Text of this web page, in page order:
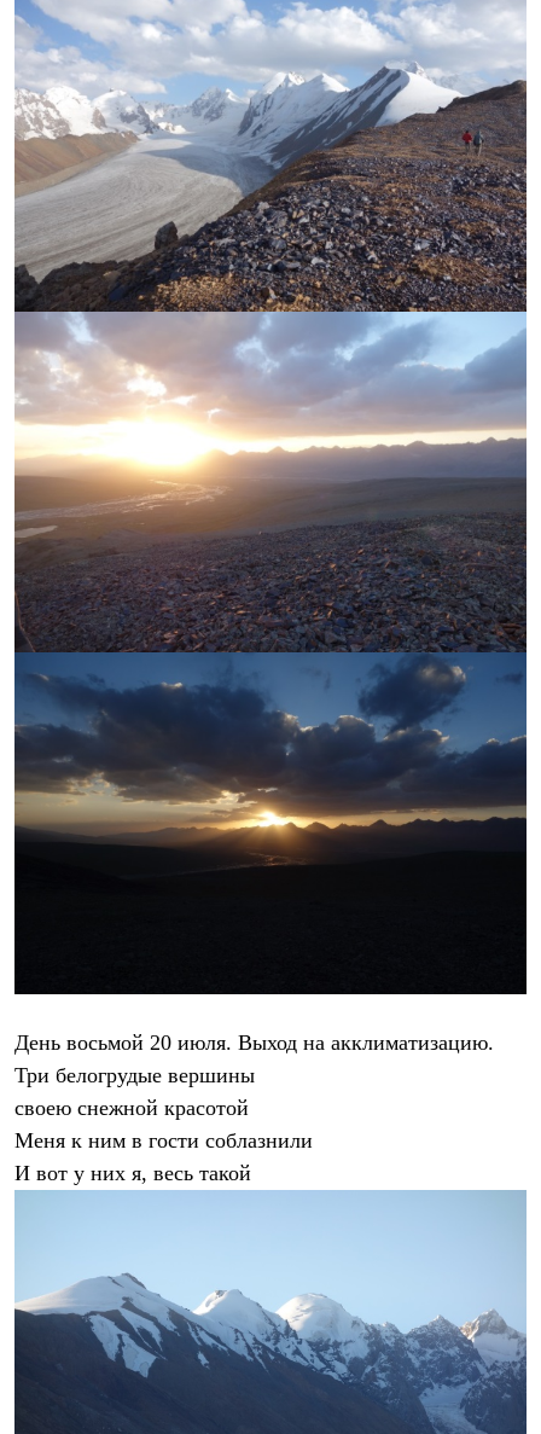
День восьмой 20 июля. Выход на акклиматизацию.
Три белогрудые вершины
своею снежной красотой
Меня к ним в гости соблазнили
И вот у них я, весь такой